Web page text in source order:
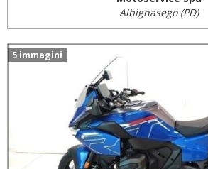
Albignasego (PD)
5 immagini